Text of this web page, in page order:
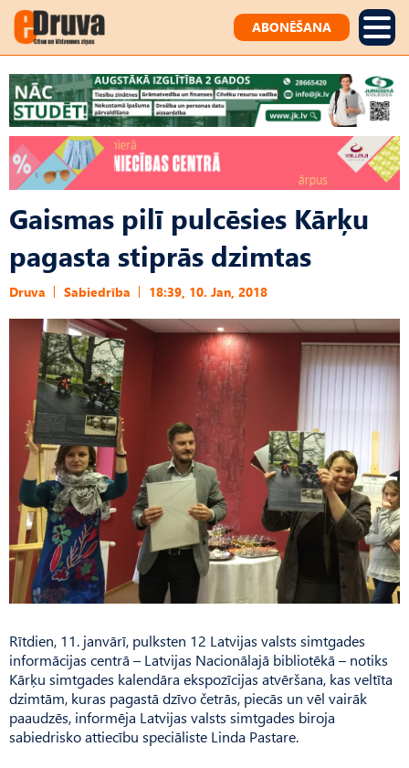
ABONĒŠANA
Gaismas pilī pulcēsies Kārķu
pagasta stiprās dzimtas
Druva Sabiedrība 18:39, 10. Jan, 2018
Rītdien, 11. janvārī, pulksten 12 Latvijas valsts simtgades
informācijas centrā – Latvijas Nacionālajā bibliotēkā – notiks
Kārķu simtgades kalendāra ekspozīcijas atvēršana, kas veltīta
dzimtām, kuras pagastā dzīvo četrās, piecās un vēl vairāk
paaudzēs, informēja Latvijas valsts simtgades biroja
sabiedrisko attiecību speciāliste Linda Pastare.